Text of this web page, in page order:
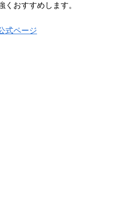
くおすすめします。
式ページ